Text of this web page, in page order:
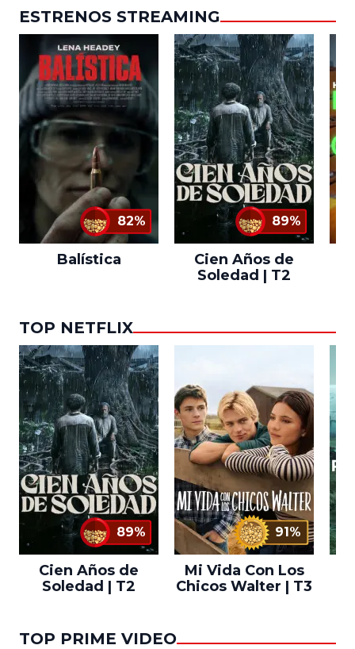
ESTRENOS STREAMING
82%
Balística
89%
Cien Años de
Soledad | T2
TOP NETFLIX
89%
Cien Años de
Soledad | T2
91%
Mi Vida Con Los
Chicos Walter | T3
TOP PRIME VIDEO